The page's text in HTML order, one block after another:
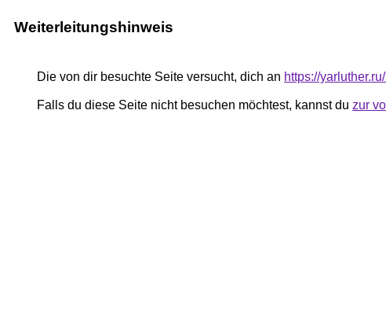
Weiterleitungshinweis
Die von dir besuchte Seite versucht, dich an https://
Falls du diese Seite nicht besuchen möchtest, kannst du zur